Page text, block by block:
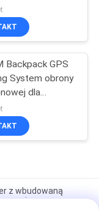
broni,
do
obszarach o
blokowania
Backpack GPS
System obrony
dla
łagodzenia
z dronów
z wbudowaną